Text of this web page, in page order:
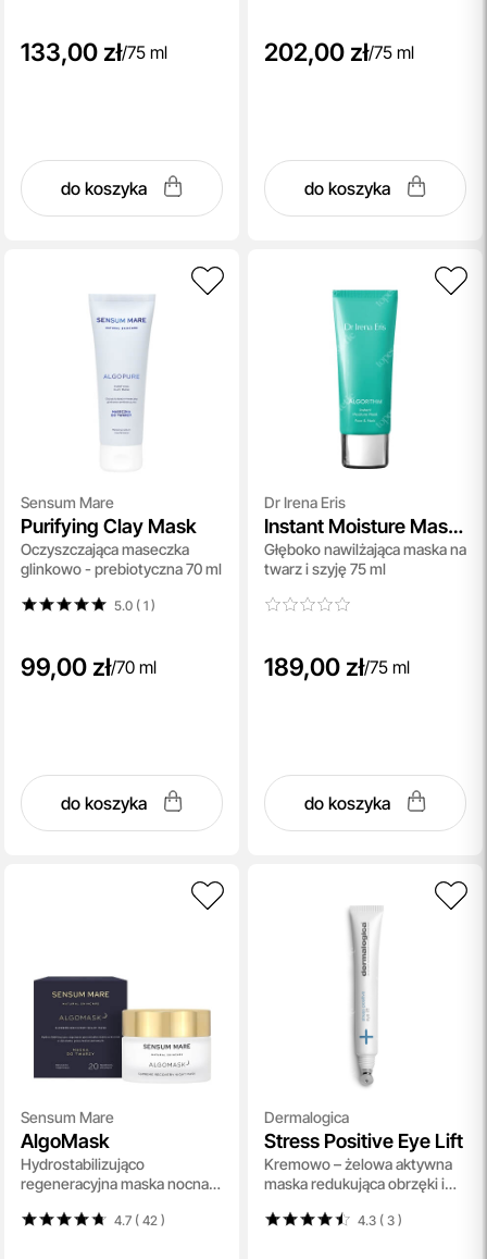
133,00 zł/75 ml
do koszyka
202,00 zł/75 ml
do koszyka
Sensum Mare
Purifying Clay Mask
Oczyszczająca maseczka
glinkowo - prebiotyczna 70 ml
5.0 ( 1)
99,00 zł/70 ml
do koszyka
Dr Irena Eris
Instant Moisture Mask
NEW
Głęboko nawilżająca maska na
twarz i szyję 75 ml
189,00 zł/75 ml
do koszyka
Sensum Mare
AlgoMask
Hydrostabilizująco
regeneracyjna maska nocna
4.7 ( 42 )
Dermalogica
Stress Positive Eye Lift
Kremowo – żelowa aktywna
maska redukująca obrzęki i
25 ml
4.3 ( 3)